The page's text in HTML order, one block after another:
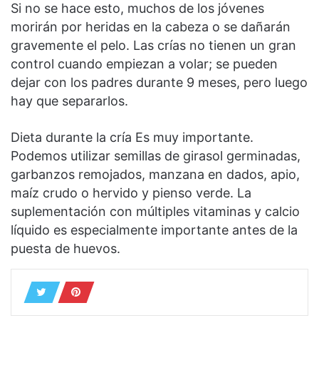
Si no se hace esto, muchos de los jóvenes
morirán por heridas en la cabeza o se dañarán
gravemente el pelo. Las crías no tienen un gran
control cuando empiezan a volar; se pueden
dejar con los padres durante 9 meses, pero luego
hay que separarlos.
Dieta durante la cría Es muy importante.
Podemos utilizar semillas de girasol germinadas,
garbanzos remojados, manzana en dados, apio,
maíz crudo o hervido y pienso verde. La
suplementación con múltiples vitaminas y calcio
líquido es especialmente importante antes de la
puesta de huevos.